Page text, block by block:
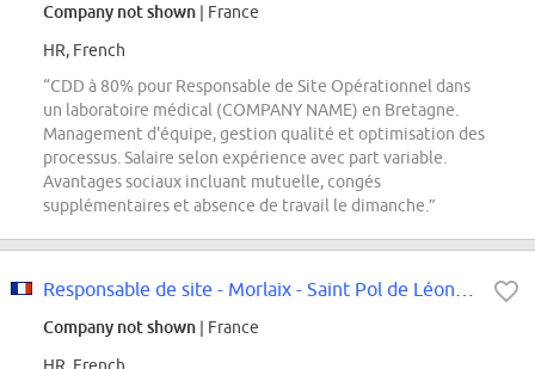
Company not shown | France
HR, French
“CDD à 80% pour Responsable de Site Opérationnel dans
un laboratoire médical (COMPANY NAME) en Bretagne.
Management d'équipe, gestion qualité et optimisation des
processus. Salaire selon expérience avec part variable.
Avantages sociaux incluant mutuelle, congés
supplémentaires et absence de travail le dimanche.”
Company not shown | France